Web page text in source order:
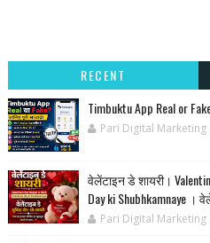
RECENT
Timbuktu App Real or
Pari Digital Marketing
वेलेंटाइन डे शायरी।
Day ki Shubhkamnaye ।
Pari Digital Marketing